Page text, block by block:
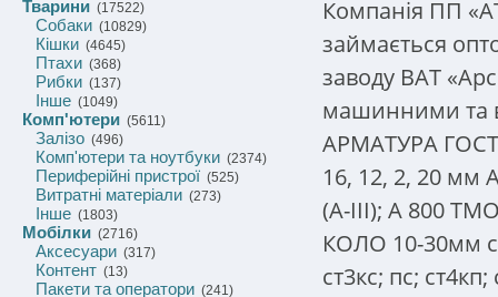
Тварини (17522)
Собаки (10829)
Кішки (4645)
Птахи (368)
Рибки (137)
Інше (1049)
Комп'ютери (5611)
Залізо (496)
Комп'ютери та ноутбуки (2374)
Периферійні пристрої (525)
Витратні матеріали (273)
Інше (1803)
Мобілки (2716)
Аксесуари (317)
Контент (13)
Пакети та оператори (241)
Компанія ПП
займається
заводу ВАТ
машинними та
АРМАТУРА ГОСТ
16, 12, 2, 20 мм
(A-III); А 800
КОЛО 10-30мм
ст3кс; пс;